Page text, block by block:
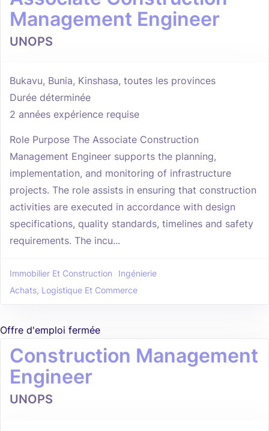
Management Engineer
UNOPS
Bukavu, Bunia, Kinshasa, toutes les provinces
Durée déterminée
2 années expérience requise
Role Purpose The Associate Construction
Management Engineer supports the planning,
implementation, and monitoring of infrastructure
projects. The role assists in ensuring that construction
activities are executed in accordance with design
specifications, quality standards, timelines and safety
requirements. The incu...
Immobilier Et Construction
Ingénierie
Achats, Logistique Et Commerce
Offre d'emploi fermée
Construction Management
Engineer
UNOPS